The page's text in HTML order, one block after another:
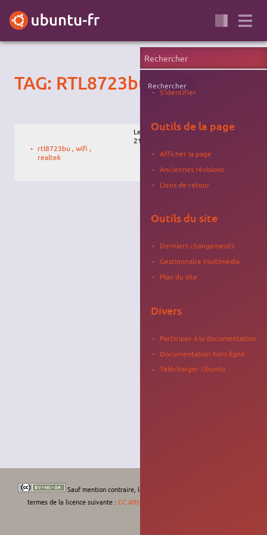
TAG: RTL8723bu
rtl8723bu , wifi ,
realtek
Le 24/10/2017,
21:33
Toobuntu
Sauf mention contraire, le contenu de ce wiki est placé sous les
termes de la licence suivante : CC Attribution-Noncommercial-Share Alike 4.0
Rechercher
S'identifier
Outils de la page
Afficher la page
Anciennes révisions
Liens de retour
Outils du site
Derniers changements
Gestionnaire Multimédia
Plan du site
Divers
Participer à la documentation
Documentation hors ligne
Télécharger Ubuntu